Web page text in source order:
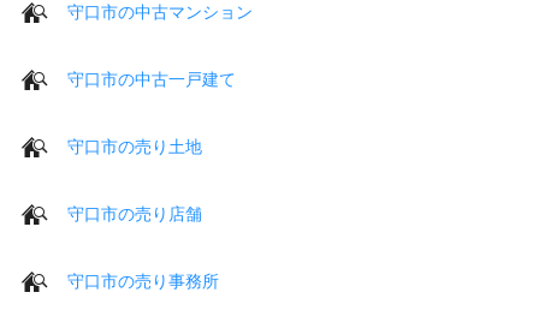
守口市の中古マンション
守口市の中古一戸建て
守口市の売り土地
守口市の売り店舗
守口市の売り事務所